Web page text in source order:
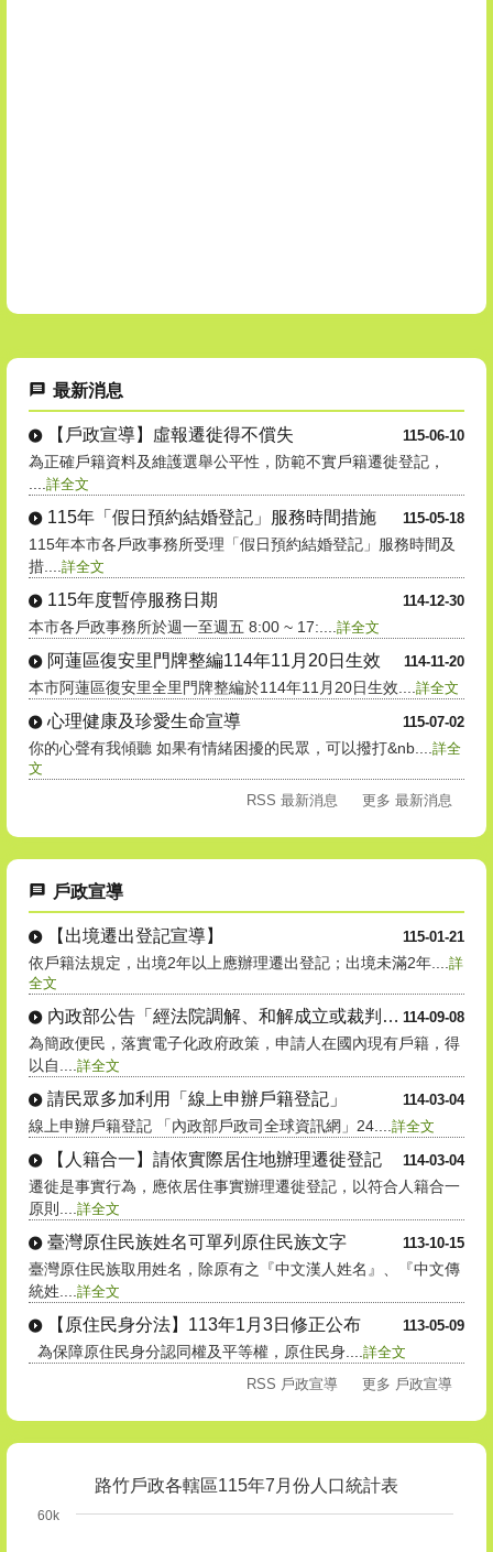
最新消息
115-06-10
【戶政宣導】虛報遷徙得不償失
為正確戶籍資料及維護選舉公平性，防範不實戶籍遷徙登記，
....詳全文
115-05-18
115年「假日預約結婚登記」服務時間措施
115年本市各戶政事務所受理「假日預約結婚登記」服務時間及
措....詳全文
114-12-30
115年度暫停服務日期
本市各戶政事務所於週一至週五 8:00 ~ 17:....詳全文
114-11-20
阿蓮區復安里門牌整編114年11月20日生效
本市阿蓮區復安里全里門牌整編於114年11月20日生效....詳全文
115-07-02
心理健康及珍愛生命宣導
你的心聲有我傾聽 如果有情緒困擾的民眾，可以撥打&nb....詳全
文
RSS 最新消息
更多 最新消息
戶政宣導
115-01-21
【出境遷出登記宣導】
依戶籍法規定，出境2年以上應辦理遷出登記；出境未滿2年....詳
全文
114-09-08
內政部公告「經法院調解、和解成立或裁判確定之收養撤銷登記」自....
為簡政便民，落實電子化政府政策，申請人在國內現有戶籍，得
以自....詳全文
114-03-04
請民眾多加利用「線上申辦戶籍登記」
線上申辦戶籍登記 「內政部戶政司全球資訊網」24....詳全文
114-03-04
【人籍合一】請依實際居住地辦理遷徙登記
遷徙是事實行為，應依居住事實辦理遷徙登記，以符合人籍合一
原則....詳全文
113-10-15
臺灣原住民族姓名可單列原住民族文字
臺灣原住民族取用姓名，除原有之『中文漢人姓名』、『中文傳
統姓....詳全文
113-05-09
【原住民身分法】113年1月3日修正公布
為保障原住民身分認同權及平等權，原住民身....詳全文
RSS 戶政宣導
更多 戶政宣導
路竹戶政各轄區115年7月份人口統計表
60k